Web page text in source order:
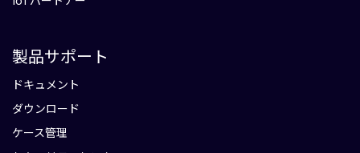
製品サポート
ドキュメント
ダウンロード
ケース管理